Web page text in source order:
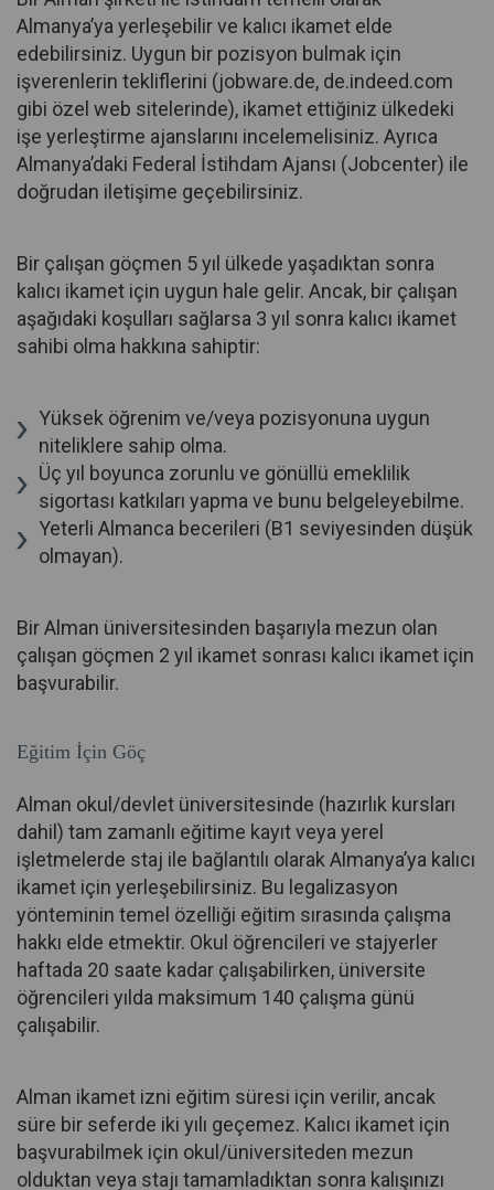
Almanya’ya yerleşebilir ve kalıcı ikamet elde
edebilirsiniz. Uygun bir pozisyon bulmak için
işverenlerin tekliflerini (jobware.de, de.indeed.com
gibi özel web sitelerinde), ikamet ettiğiniz ülkedeki
işe yerleştirme ajanslarını incelemelisiniz. Ayrıca
Almanya’daki Federal İstihdam Ajansı (Jobcenter) ile
doğrudan iletişime geçebilirsiniz.
Bir çalışan göçmen 5 yıl ülkede yaşadıktan sonra
kalıcı ikamet için uygun hale gelir. Ancak, bir çalışan
aşağıdaki koşulları sağlarsa 3 yıl sonra kalıcı ikamet
sahibi olma hakkına sahiptir:
Yüksek öğrenim ve/veya pozisyonuna uygun
niteliklere sahip olma.
Üç yıl boyunca zorunlu ve gönüllü emeklilik
sigortası katkıları yapma ve bunu belgeleyebilme.
Yeterli Almanca becerileri (B1 seviyesinden düşük
olmayan).
Bir Alman üniversitesinden başarıyla mezun olan
çalışan göçmen 2 yıl ikamet sonrası kalıcı ikamet için
başvurabilir.
Eğitim İçin Göç
Alman okul/devlet üniversitesinde (hazırlık kursları
dahil) tam zamanlı eğitime kayıt veya yerel
işletmelerde staj ile bağlantılı olarak Almanya’ya kalıcı
ikamet için yerleşebilirsiniz. Bu legalizasyon
yönteminin temel özelliği eğitim sırasında çalışma
hakkı elde etmektir. Okul öğrencileri ve stajyerler
haftada 20 saate kadar çalışabilirken, üniversite
öğrencileri yılda maksimum 140 çalışma günü
çalışabilir.
Alman ikamet izni eğitim süresi için verilir, ancak
süre bir seferde iki yılı geçemez. Kalıcı ikamet için
başvurabilmek için okul/üniversiteden mezun
olduktan veya stajı tamamladıktan sonra kalışınızı